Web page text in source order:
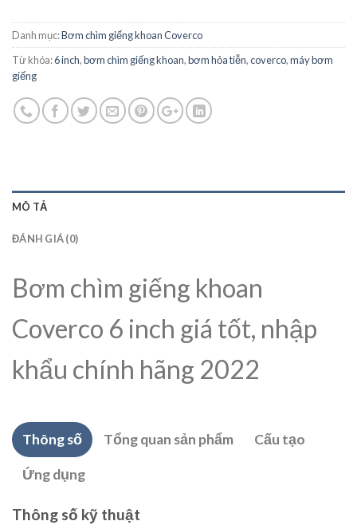
Danh mục:Bơm chìm giếng khoan Coverco
Từ khóa:6 inch,bơm chìm giếng khoan,bơm hỏa tiễn,coverco,máy bơm
giếng
MÔ TẢ
ĐÁNH GIÁ (0)
Bơm chìm giếng khoan
Coverco 6 inch giá tốt, nhập
khẩu chính hãng 2022
Thông số Tổng quan sản phẩm Cấu tạo
Ứng dụng
Thông số kỹ thuật